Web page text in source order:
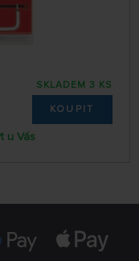
SKLADEM 3 KS
KOUPIT
u Vás